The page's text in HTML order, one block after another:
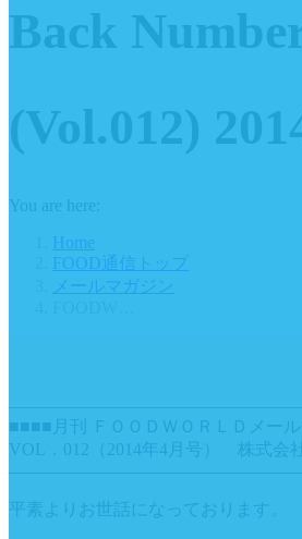
Back
(Vol.012)
You are here:
Home
FOOD通信トップ
メールマガジン
■■■■月刊 ＦＯＯＤＷＯＲＬＤメール
VOL．012（2014年4月号） 株式会
平素よりお世話になっております。